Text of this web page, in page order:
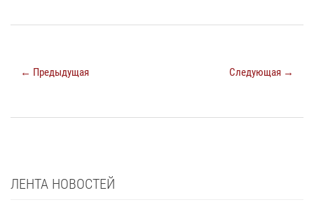
← Предыдущая Следующая →
ЛЕНТА НОВОСТЕЙ